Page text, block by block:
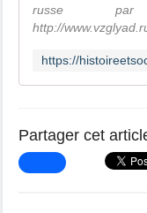
russe par
http://
Partager cet